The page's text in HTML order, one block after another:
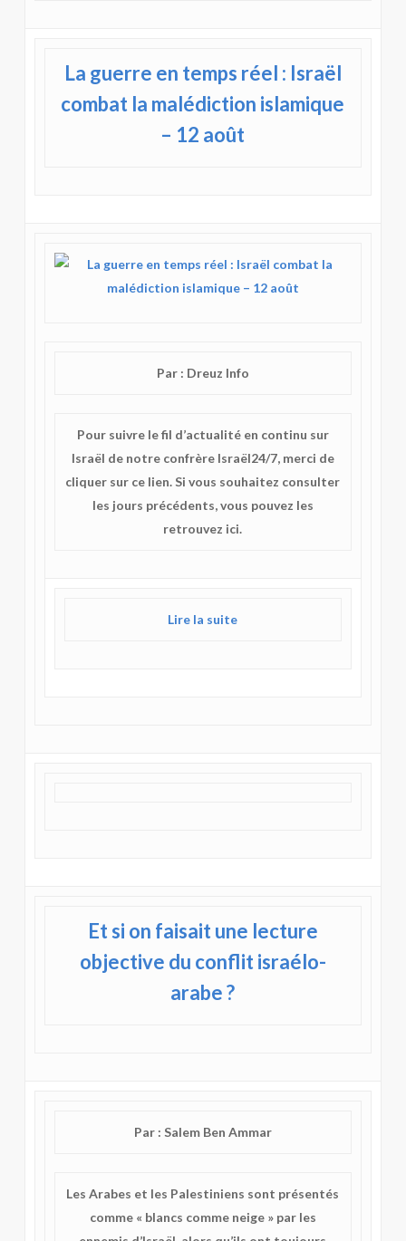
La guerre en temps réel : Israël
combat la malédiction islamique
– 12 août
Par : Dreuz Info
Pour suivre le fil d’actualité en continu sur
Israël de notre confrère Israël24/7, merci de
cliquer sur ce lien. Si vous souhaitez consulter
les jours précédents, vous pouvez les
retrouvez ici.
Lire la suite
Et si on faisait une lecture
objective du conflit israélo-
arabe ?
Par : Salem Ben Ammar
Les Arabes et les Palestiniens sont présentés
comme « blancs comme neige » par les